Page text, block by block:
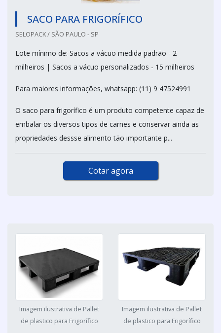
SACO PARA FRIGORÍFICO
SELOPACK / SÃO PAULO - SP
Lote mínimo de: Sacos a vácuo medida padrão - 2
milheiros | Sacos a vácuo personalizados - 15 milheiros
Para maiores informações, whatsapp: (11) 9 47524991
O saco para frigorífico é um produto competente capaz de
embalar os diversos tipos de carnes e conservar ainda as
propriedades dessse alimento tão importante p...
Cotar agora
Imagem ilustrativa de Pallet
de plastico para Frigorífico
Imagem ilustrativa de Pallet
de plastico para Frigorífico